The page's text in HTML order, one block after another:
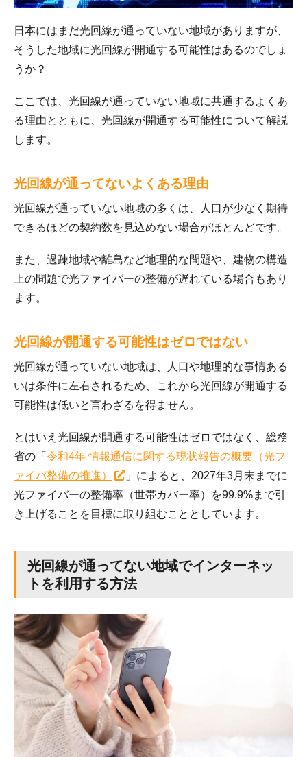
日本にはまだ光回線が通っていない地域がありますが、
そうした地域に光回線が開通する可能性はあるのでしょ
うか？
ここでは、光回線が通っていない地域に共通するよくあ
る理由とともに、光回線が開通する可能性について解説
します。
光回線が通ってないよくある理由
光回線が通っていない地域の多くは、人口が少なく期待
できるほどの契約数を見込めない場合がほとんどです。
また、過疎地域や離島など地理的な問題や、建物の構造
上の問題で光ファイバーの整備が遅れている場合もあり
ます。
光回線が開通する可能性はゼロではない
光回線が通っていない地域は、人口や地理的な事情ある
いは条件に左右されるため、これから光回線が開通する
可能性は低いと言わざるを得ません。
とはいえ光回線が開通する可能性はゼロではなく、総務
省の「 令和4年 情報通信に関する現状報告の概要（光フ
ァイバ整備の推進）
」によると、2027年3月末までに
光ファイバーの整備率（世帯カバー率）を99.9%まで引
き上げることを目標に取り組むこととしています。
光回線が通ってない地域でインターネッ
トを利用する方法